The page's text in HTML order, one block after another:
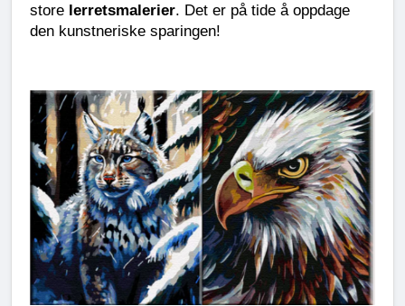
store lerretsmalerier. Det er på tide å oppdage
den kunstneriske sparingen!